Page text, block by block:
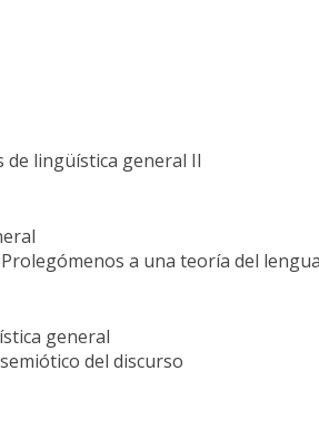
de lingüística general II
Prolegómenos a una teoría del
general
del discurso